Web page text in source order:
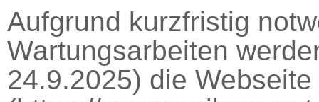
Aufgrund kurzfristig
Wartungsarbeiten
24.9.2025) die